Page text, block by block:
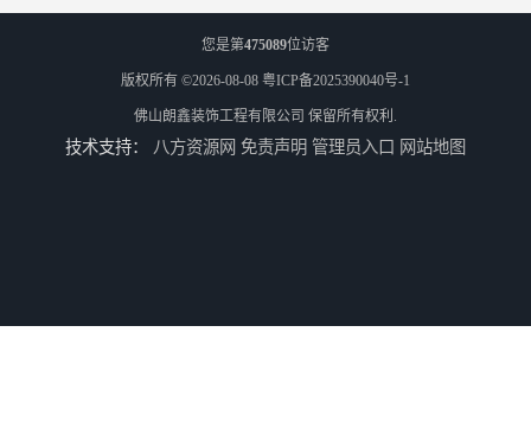
您是第475089位访客
版权所有 ©2026-08-08 粤ICP备2025390040号-1
佛山朗鑫装饰工程有限公司 保留所有权利.
技术支持： 八方资源网 免责声明 管理员入口 网站地图